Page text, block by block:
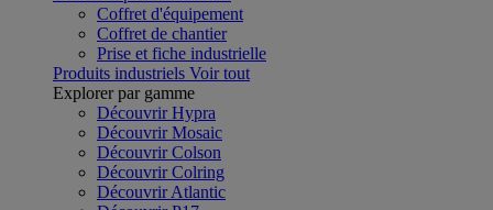
Coffret d'équipement
Coffret de chantier
Prise et fiche industrielle
Produits industriels Voir tout
Explorer par gamme
Découvrir Hypra
Découvrir Mosaic
Découvrir Colson
Découvrir Colring
Découvrir Atlantic